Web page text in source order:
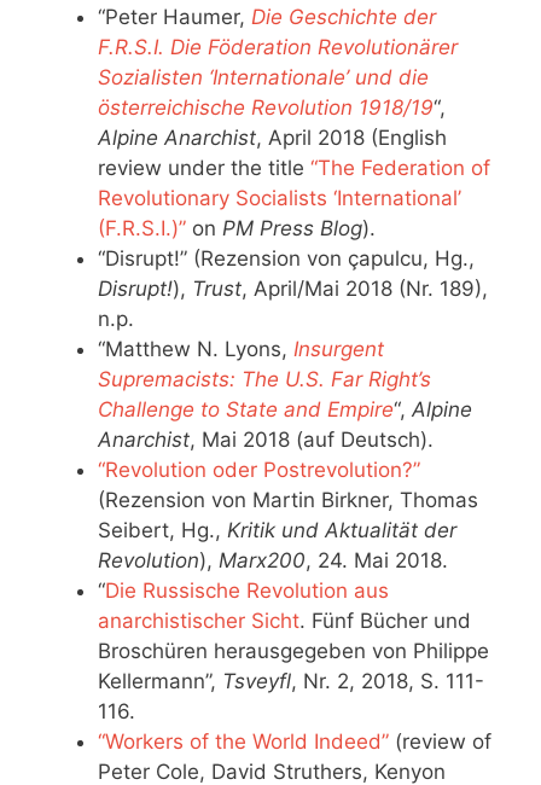
“Peter Haumer, Die Geschichte der
F.R.S.I. Die Föderation Revolutionärer
Sozialisten ‘Internationale’ und die
österreichische Revolution 1918/19“,
Alpine Anarchist, April 2018 (English
review under the title “The Federation of
Revolutionary Socialists ‘International’
(F.R.S.I.)” on PM Press Blog).
“Disrupt!” (Rezension von çapulcu, Hg.,
Disrupt!), Trust, April/Mai 2018 (Nr. 189),
n.p.
“Matthew N. Lyons, Insurgent
Supremacists: The U.S. Far Right’s
Challenge to State and Empire“, Alpine
Anarchist, Mai 2018 (auf Deutsch).
“Revolution oder Postrevolution?”
(Rezension von Martin Birkner, Thomas
Seibert, Hg., Kritik und Aktualität der
Revolution), Marx200, 24. Mai 2018.
“Die Russische Revolution aus
anarchistischer Sicht. Fünf Bücher und
Broschüren herausgegeben von Philippe
Kellermann”, Tsveyfl, Nr. 2, 2018, S. 111-
116.
“Workers of the World Indeed” (review of
Peter Cole, David Struthers, Kenyon